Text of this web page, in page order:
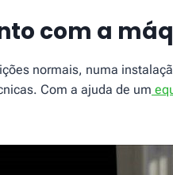
com a
normais, numa
Com a ajuda de um